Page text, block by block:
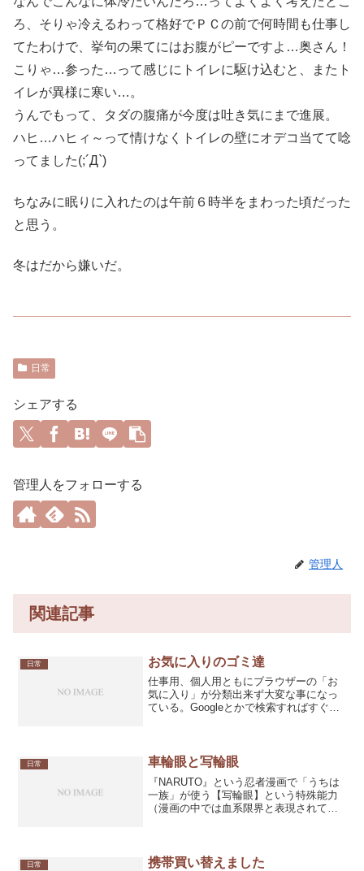
ろ、そりゃ冷えるわって格好でＰＣの前で何時間も仕事し
てたわけで、挙句の果てにはお腹がピーですよ…奥さん！
こりゃ…参った…って感じにトイレに駆け込むと、またト
イレが異様に寒い…。
うんでもって、タダの腹痛が今度は吐き気にまで進展。
ハヒ…ハヒィ～って情けなくトイレの壁にオデコ当てて唸
ってました(;´Д`)
ちなみに眠りに入れたのは午前６時半をまわった頃だった
と思う。
冬はだから嫌いだ。
日常
シェアする
管理人をフォローする
管理人
関連記事
日常 お気に入りのゴミ達
仕事用、個人用ともにブラウザーの「お
気に入り」が分類出来ず大変な事になっ
ている。Googleとかで検索すればすぐ見
ッと何のサイトなん...
日常 車輪眼と写輪眼
『NARUTO』という忍者漫画で「うちは
一族」が使う【写輪眼】という特殊能力
（漫画の中では血系限界と表現されてい
居る。『空手バカ一代...
日常 携帯買い替えました